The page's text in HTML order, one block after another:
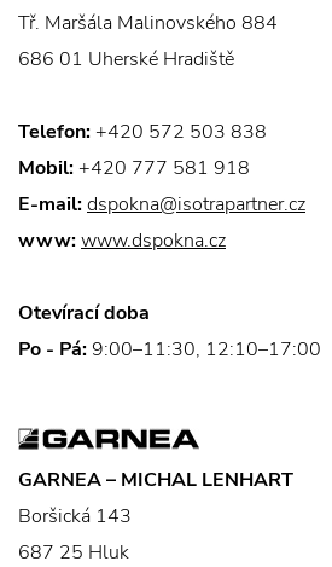
Tř. Maršála Malinovského 884
686 01 Uherské Hradiště
Telefon: +420 572 503 838
Mobil: +420 777 581 918
E-mail:dspokna@isotrapartner.cz
www:www.dspokna.cz
Otevírací doba
Po - Pá: 9:00–11:30, 12:10–17:00
GARNEA – MICHAL LENHART
Boršická 143
687 25 Hluk